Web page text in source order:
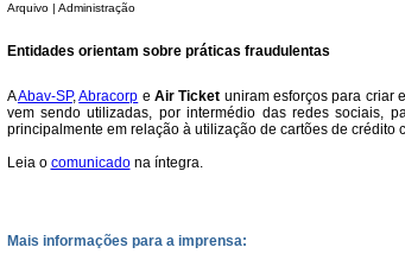
Arquivo | Administração
Entidades orientam sobre práticas fraudulentas
AAbav-SP,Abracorp e Air Ticket uniram esforços para criar
vem sendo utilizadas, por intermédio das redes sociais,
principalmente em relação à utilização de cartões de crédito
Leia o comunicadona íntegra.
Mais informações para a imprensa: